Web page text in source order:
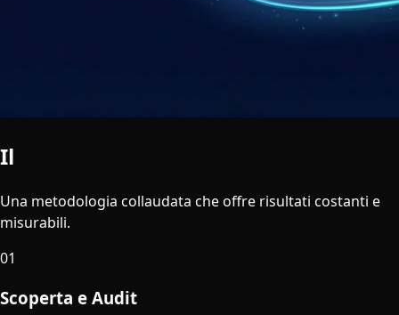
Il
Una metodologia collaudata che offre risultati costanti e
misurabili.
01
Scoperta e Audit